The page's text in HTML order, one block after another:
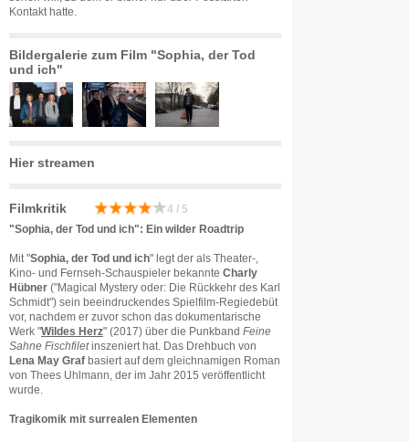
Kontakt hatte.
Bildergalerie zum Film "Sophia, der Tod
und ich"
Hier streamen
Filmkritik 4 / 5
"Sophia, der Tod und ich": Ein wilder Roadtrip
Mit "Sophia, der Tod und ich" legt der als Theater-,
Kino- und Fernseh-Schauspieler bekannte Charly
Hübner ("Magical Mystery oder: Die Rückkehr des Karl
Schmidt") sein beeindruckendes Spielfilm-Regiedebüt
vor, nachdem er zuvor schon das dokumentarische
Werk "Wildes Herz" (2017) über die Punkband Feine
Sahne Fischfiletinszeniert hat. Das Drehbuch von
Lena May Graf basiert auf dem gleichnamigen Roman
von Thees Uhlmann, der im Jahr 2015 veröffentlicht
wurde.
Tragikomik mit surrealen Elementen